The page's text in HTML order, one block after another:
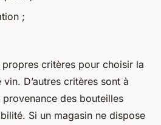
;
propres critères pour choisir la
D’autres critères sont à
des bouteilles
Si un magasin ne dispose